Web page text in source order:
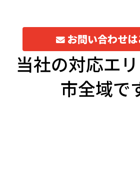
お問い合わせ
当社の対応エ
市全域で